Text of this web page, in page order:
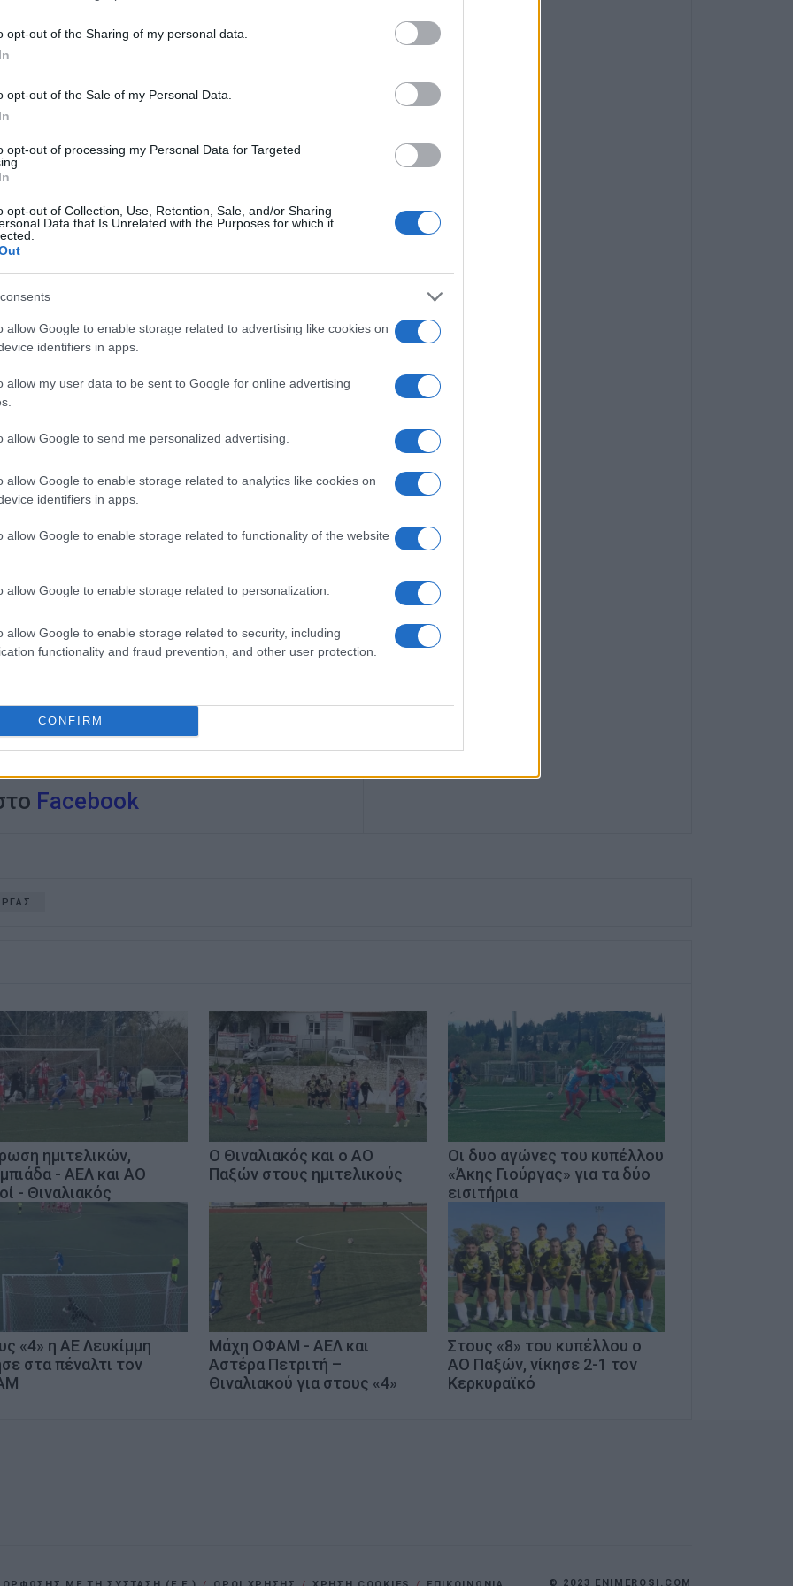
opt-out of the Sharing of my personal data.
opt-out of the Sale of my Personal Data.
opt-out of processing my Personal Data for Targeted
opt-out of Collection, Use, Retention, Sale, and/or Sharing
Data that Is Unrelated with the Purposes for which it
allow Google to enable storage related to advertising like cookies on
identifiers in apps.
allow my user data to be sent to Google for online advertising
allow Google to send me personalized advertising.
allow Google to enable storage related to analytics like cookies on
identifiers in apps.
allow Google to enable storage related to functionality of the website
allow Google to enable storage related to personalization.
allow Google to enable storage related to security, including
functionality and fraud prevention, and other user protection.
CONFIRM
Πορεία της Κέρκυρας», ενώ από τις
χρόνια στο «Κερκυραϊκό Βήμα». Από το 1994
«Κερκυραϊκά Σπορ» και από το 2000 και για
με την τηλεόραση του Corfu Channel
του) και Start TV, συνολικά 15 χρόνια.
Facebook
ημιτελικών,
- ΑΕΛ και ΑΟ
- Θιναλιακός
Ο Θιναλιακός και ο ΑΟ
Παξών στους ημιτελικούς
Οι δυο αγώνες του κυπέλλου
«Άκης Γιούργας» για τα δύο
εισιτήρια
«4» η ΑΕ Λευκίμμη
στα πέναλτι τον
Μάχη ΟΦΑΜ - ΑΕΛ και
Αστέρα Πετριτή –
Θιναλιακού για στους «4»
Στους «8» του κυπέλλου ο
ΑΟ Παξών, νίκησε 2-1 τον
Κερκυραϊκό
© 2023 ENIMEROSI.COM